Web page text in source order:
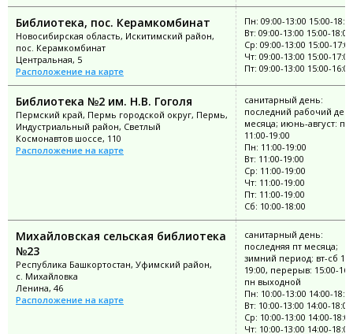
Библиотека, пос. Керамкомбинат
Новосибирская область, Искитимский район,
пос. Керамкомбинат
Центральная, 5
Расположение на карте
Пн: 09:00-13:00 15:00-
Вт: 09:00-13:00 15:00-18:00
Ср: 09:00-13:00 15:00-17:00
Чт: 09:00-13:00 15:00-17:00
Пт: 09:00-13:00 15:00-16:00
Библиотека №2 им. Н.В. Гоголя
Пермский край, Пермь городской округ, Пермь,
Индустриальный район, Светлый
Космонавтов шоссе, 110
Расположение на карте
санитарный день:
последний рабочий
месяца; июнь-август:
11:00-19:00
Пн: 11:00-19:00
Вт: 11:00-19:00
Ср: 11:00-19:00
Чт: 11:00-19:00
Пт: 11:00-19:00
Сб: 10:00-18:00
Михайловская сельская библиотека
№23
Республика Башкортостан, Уфимский район,
с. Михайловка
Ленина, 46
Расположение на карте
санитарный день:
последняя пт месяца;
зимний период: вт-сб
19:00, перерыв: 15:00-
пн выходной
Пн: 10:00-13:00 14:00-
Вт: 10:00-13:00 14:00-18:00
Ср: 10:00-13:00 14:00-18:00
Чт: 10:00-13:00 14:00-18:00